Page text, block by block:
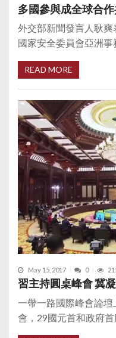
多國參與成全球合
外交部新聞發言人耿
國家安全委員會亞洲事
READ MORE
May 15, 2017 0
習主持圓桌峰會 冀
一帶一路國際峰會論
會，29國元首和政府首